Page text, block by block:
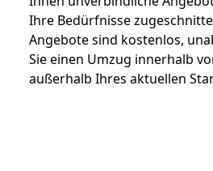
Ihre Bedürfnisse
Angebote sind kostenlos,
Sie einen Umzug innerhalb
außerhalb Ihres aktuellen